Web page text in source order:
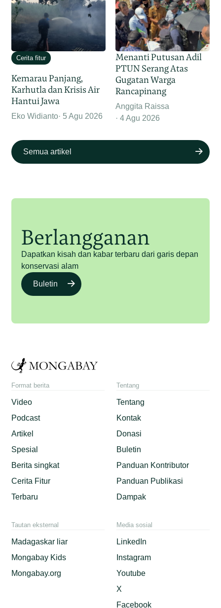
Cerita fitur
Kemarau Panjang,
Karhutla dan Krisis Air
Hantui Jawa
Eko Widianto 5 Agu 2026
Menanti Putusan Adil
PTUN Serang Atas
Gugatan Warga
Rancapinang
Anggita Raissa
4 Agu 2026
Semua artikel
Berlangganan
Dapatkan kisah dan kabar terbaru dari garis depan
konservasi alam
Buletin
Format berita
Video
Podcast
Artikel
Spesial
Berita singkat
Cerita Fitur
Terbaru
Tentang
Tentang
Kontak
Donasi
Buletin
Panduan Kontributor
Panduan Publikasi
Dampak
Tautan eksternal
Madagaskar liar
Mongabay Kids
Mongabay.org
Media sosial
LinkedIn
Instagram
Youtube
X
Facebook